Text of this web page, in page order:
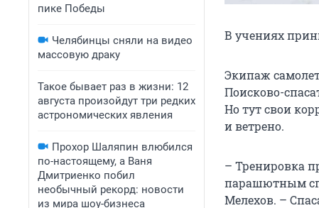
пике Победы
Челябинцы сняли на видео
массовую драку
Такое бывает раз в жизни: 12
августа произойдут три редких
астрономических явления
Прохор Шаляпин влюбился
по-настоящему, а Ваня
Дмитриенко побил
необычный рекорд: новости
из мира шоу-бизнеса
В учениях
Экипаж
Поисково-
Но тут свои
и ветрено.
– Тренировка
парашютным
Мелехов. –